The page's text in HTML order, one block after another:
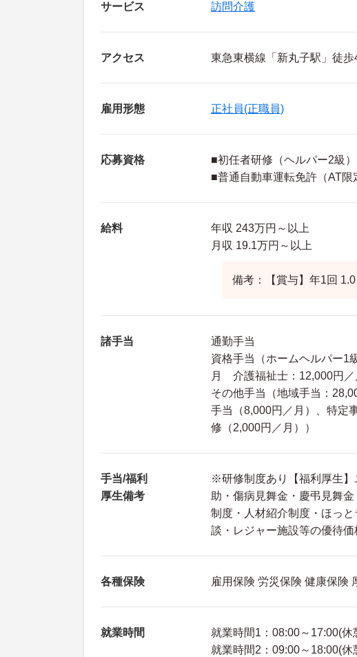
サービス 訪問介護
アクセス 東急東横線「新丸子駅」徒歩
雇用形態 正社員(正職員)
応募資格
■初任者研修（ヘルパー2級
■普通自動車運転免許（AT限
給料
年収 243万円～以上
月収 19.1万円～以上
備考：【賞与】年1回
諸手当
通勤手当
資格手当（ホームヘルパー
月 介護福祉士：12,000円／
その他手当（地域手当：
手当（8,000円／月）、特定
修（2,000円／月））
手当/福利
厚生備考
※研修制度あり【福利厚生
助・傷病見舞金・慶弔見舞
制度・人材紹介制度・ほっ
談・レジャー施設等の優待価
各種保険 雇用保険 労災保険 健康保険
就業時間
就業時間1：08:00～17:00(休
就業時間2：09:00～18:00(休